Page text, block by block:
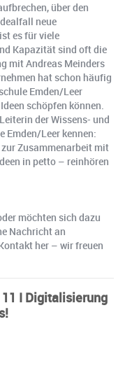
über den
neue
es für viele
Kapazität sind oft die
mit Andreas Meinders
hat schon häufig
Emden/Leer
schöpfen können.
der Wissens- und
Emden/Leer kennen:
Zusammenarbeit mit
in petto – reinhören
möchten sich dazu
Nachricht an
her – wir freuen
I Digitalisierung